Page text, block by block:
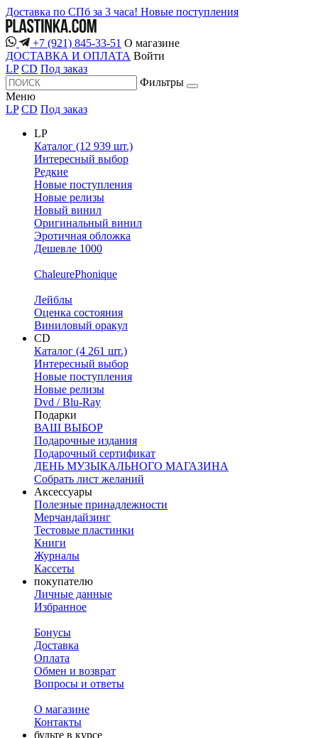
Доставка по СПб за 3 часа! Новые поступления
+7 (921) 845-33-51 О магазине
ДОСТАВКА И ОПЛАТА Войти
LP CD Под заказ
Фильтры
Меню
LP CD Под заказ
LP
Каталог (12 939 шт.)
Интересный выбор
Редкие
Новые поступления
Новые релизы
Новый винил
Оригинальный винил
Эротичная обложка
Дешевле 1000
ChaleurePhonique
Лейблы
Оценка состояния
Виниловый оракул
CD
Каталог (4 261 шт.)
Интересный выбор
Новые поступления
Новые релизы
Dvd / Blu-Ray
Подарки
ВАШ ВЫБОР
Подарочные издания
Подарочный сертификат
ДЕНЬ МУЗЫКАЛЬНОГО МАГАЗИНА
Собрать лист желаний
Аксессуары
Полезные принадлежности
Мерчандайзинг
Тестовые пластинки
Книги
Журналы
Кассеты
покупателю
Личные данные
Избранное
Бонусы
Доставка
Оплата
Обмен и возврат
Вопросы и ответы
О магазине
Контакты
будьте в курсе